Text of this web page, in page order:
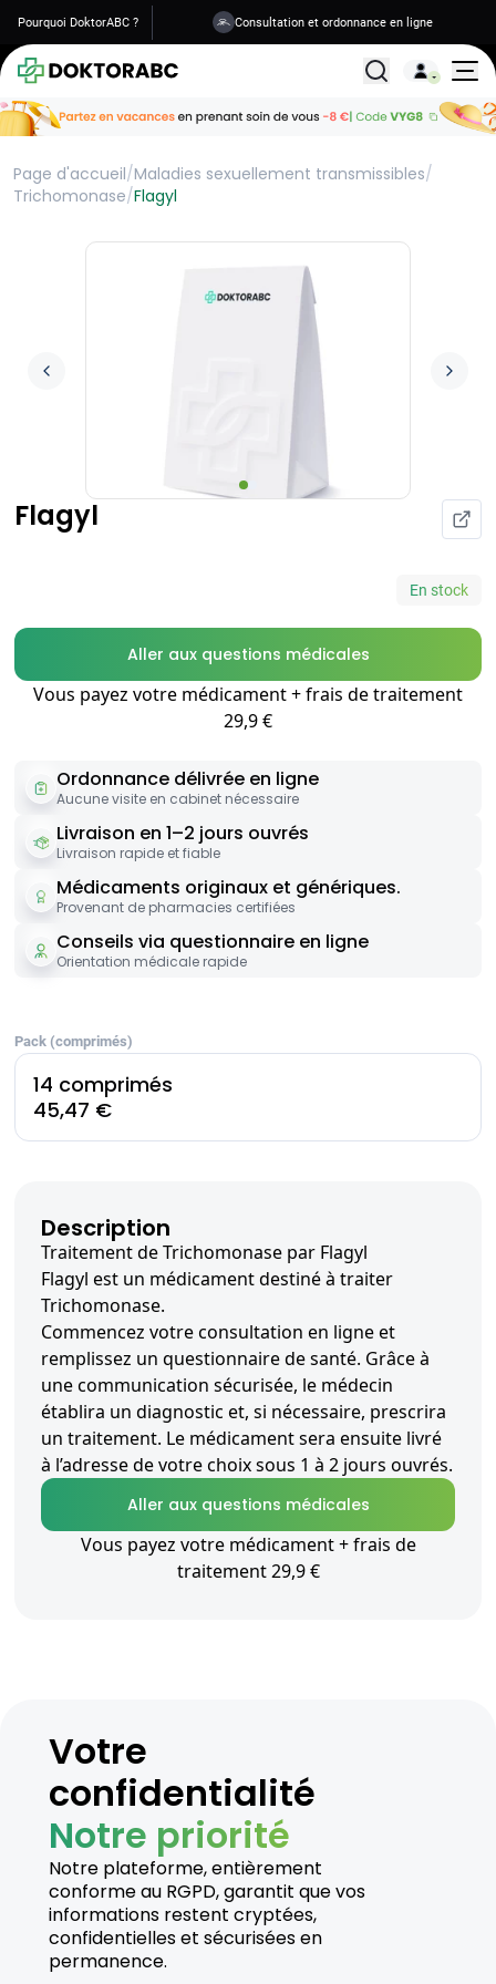
Pourquoi DoktorABC ? Consultation et ordonnance en ligne
Livraison en 1 à 2 jours
Tous les
Page d'accueil/Maladies sexuellement transmissibles/
Trichomonase/Flagyl
Flagyl
En stock
Aller aux questions médicales
Vous payez votre médicament + frais de traitement
29,9 €
Ordonnance délivrée en ligne
Aucune visite en cabinet nécessaire
Livraison en 1–2 jours ouvrés
Livraison rapide et fiable
Médicaments originaux et génériques.
Provenant de pharmacies certifiées
Conseils via questionnaire en ligne
Orientation médicale rapide
Pack (comprimés)
14 comprimés
45,47 €
Description
Traitement de Trichomonase par Flagyl
Flagyl est un médicament destiné à traiter
Trichomonase.
Commencez votre consultation en ligne et
remplissez un questionnaire de santé. Grâce à
une communication sécurisée, le médecin
établira un diagnostic et, si nécessaire, prescrira
un traitement. Le médicament sera ensuite livré
à l’adresse de votre choix sous 1 à 2 jours ouvrés.
Aller aux questions médicales
Vous payez votre médicament + frais de
traitement 29,9 €
Votre
confidentialité
Notre priorité
Notre plateforme, entièrement
conforme au RGPD, garantit que vos
informations restent cryptées,
confidentielles et sécurisées en
permanence.